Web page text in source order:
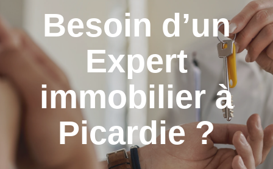
Besoin d’un
Expert
immobilier à
Picardie ?